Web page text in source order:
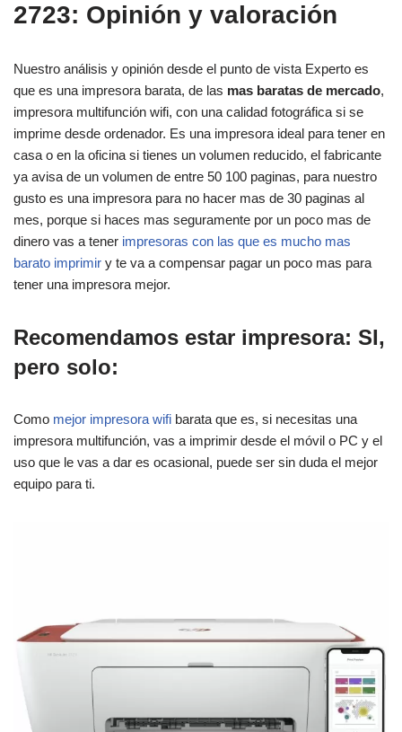
2723: Opinión y valoración
Nuestro análisis y opinión desde el punto de vista Experto es
que es una impresora barata, de las mas baratas de mercado,
impresora multifunción wifi, con una calidad fotográfica si se
imprime desde ordenador. Es una impresora ideal para tener en
casa o en la oficina si tienes un volumen reducido, el fabricante
ya avisa de un volumen de entre 50 100 paginas, para nuestro
gusto es una impresora para no hacer mas de 30 paginas al
mes, porque si haces mas seguramente por un poco mas de
dinero vas a tener impresoras con las que es mucho mas
barato imprimir y te va a compensar pagar un poco mas para
tener una impresora mejor.
Recomendamos estar impresora: SI,
pero solo:
Como mejor impresora wifi barata que es, si necesitas una
impresora multifunción, vas a imprimir desde el móvil o PC y el
uso que le vas a dar es ocasional, puede ser sin duda el mejor
equipo para ti.